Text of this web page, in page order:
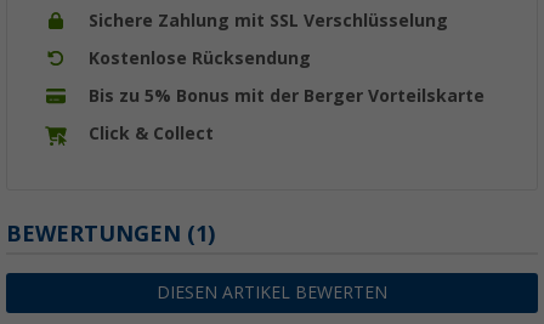
Sichere Zahlung mit SSL Verschlüsselung
Kostenlose Rücksendung
Bis zu 5% Bonus mit der Berger Vorteilskarte
Click & Collect
BEWERTUNGEN (1)
DIESEN ARTIKEL BEWERTEN